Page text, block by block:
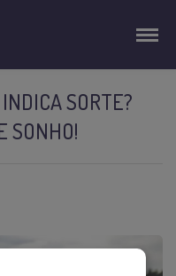
SORTE?
SONHO!